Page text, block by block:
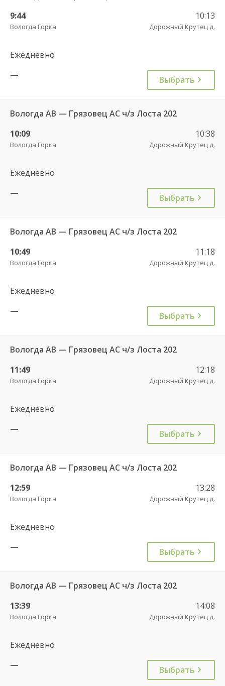
9:44
Вологда Горка
10:13
Дорожный Крутец д.
Ежедневно
—
Выбрать
Вологда АВ — Грязовец АС ч/з Лоста 202
10:09
Вологда Горка
10:38
Дорожный Крутец д.
Ежедневно
—
Выбрать
Вологда АВ — Грязовец АС ч/з Лоста 202
10:49
Вологда Горка
11:18
Дорожный Крутец д.
Ежедневно
—
Выбрать
Вологда АВ — Грязовец АС ч/з Лоста 202
11:49
Вологда Горка
12:18
Дорожный Крутец д.
Ежедневно
—
Выбрать
Вологда АВ — Грязовец АС ч/з Лоста 202
12:59
Вологда Горка
13:28
Дорожный Крутец д.
Ежедневно
—
Выбрать
Вологда АВ — Грязовец АС ч/з Лоста 202
13:39
Вологда Горка
14:08
Дорожный Крутец д.
Ежедневно
—
Выбрать